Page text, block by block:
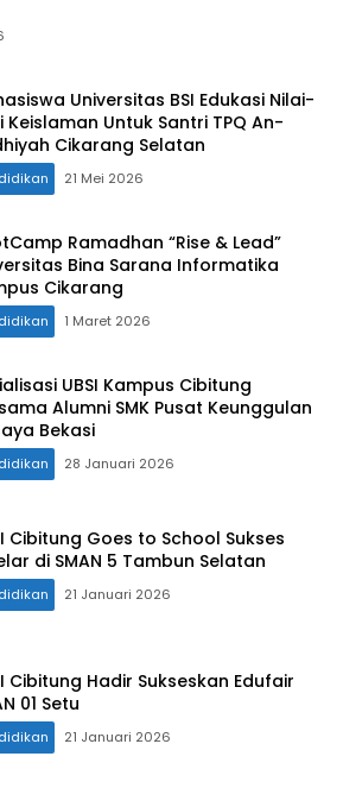
Universitas BSI Edukasi Nilai-
Keislaman Untuk Santri TPQ An-
Cikarang Selatan
21 Mei 2026
Ramadhan “Rise & Lead”
Bina Sarana Informatika
Cikarang
1 Maret 2026
UBSI Kampus Cibitung
Alumni SMK Pusat Keunggulan
Bekasi
28 Januari 2026
Cibitung Goes to School Sukses
di SMAN 5 Tambun Selatan
21 Januari 2026
Cibitung Hadir Sukseskan Edufair
01 Setu
21 Januari 2026